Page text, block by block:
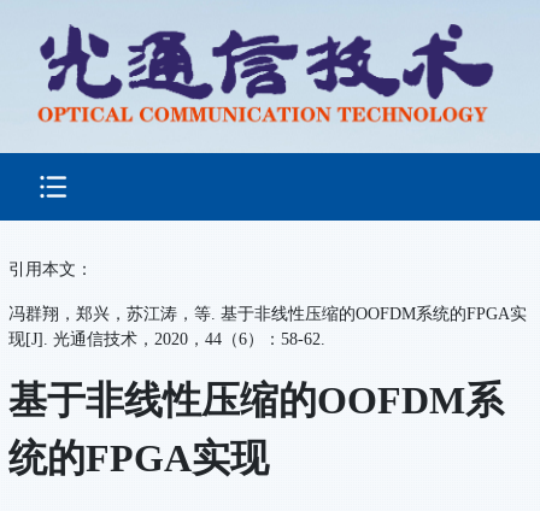
引用本文：
冯群翔，郑兴，苏江涛，等. 基于非线性压缩的OOFDM系统的FPGA实
现[J]. 光通信技术，2020，44（6）：58-62.
基于非线性压缩的OOFDM系
统的FPGA实现